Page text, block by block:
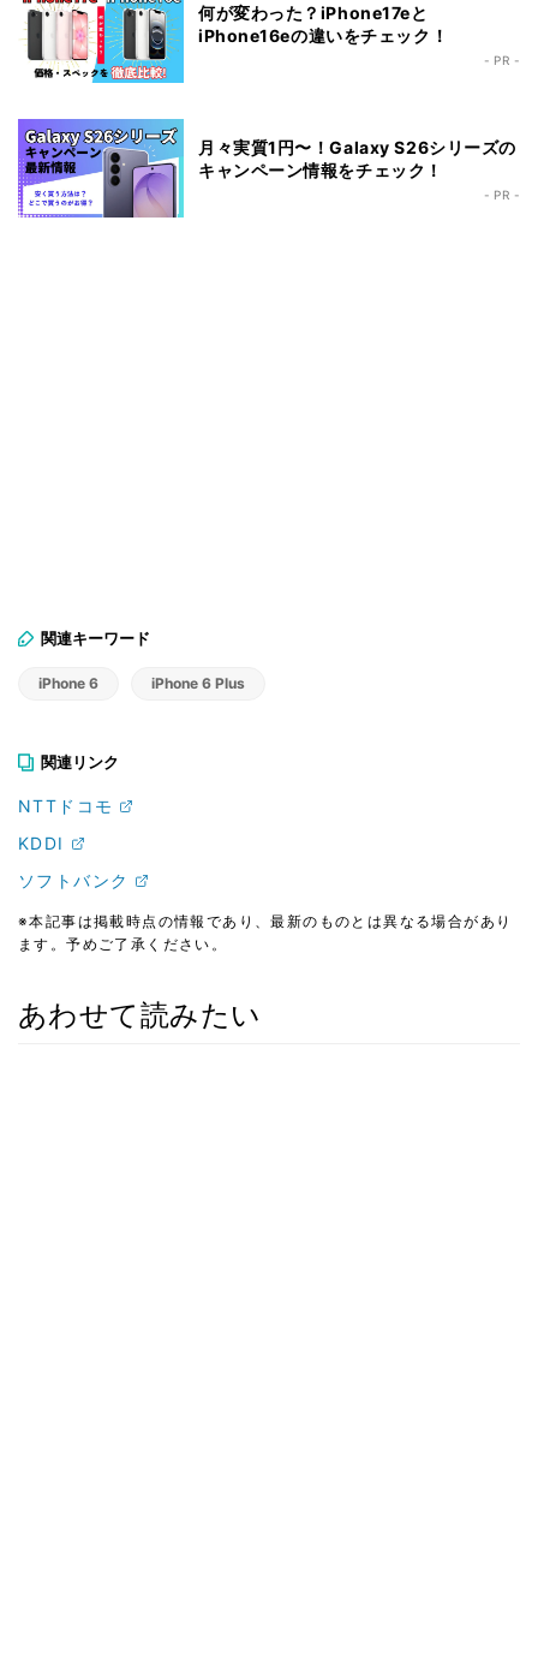
何が変わった？iPhone17eと
iPhone16eの違いをチェック！
- PR -
月々実質1円〜！Galaxy S26シリーズの
キャンペーン情報をチェック！
- PR -
関連キーワード
iPhone 6 iPhone 6 Plus
関連リンク
NTTドコモ
KDDI
ソフトバンク
※本記事は掲載時点の情報であり、最新のものとは異なる場合があり
ます。予めご了承ください。
あわせて読みたい